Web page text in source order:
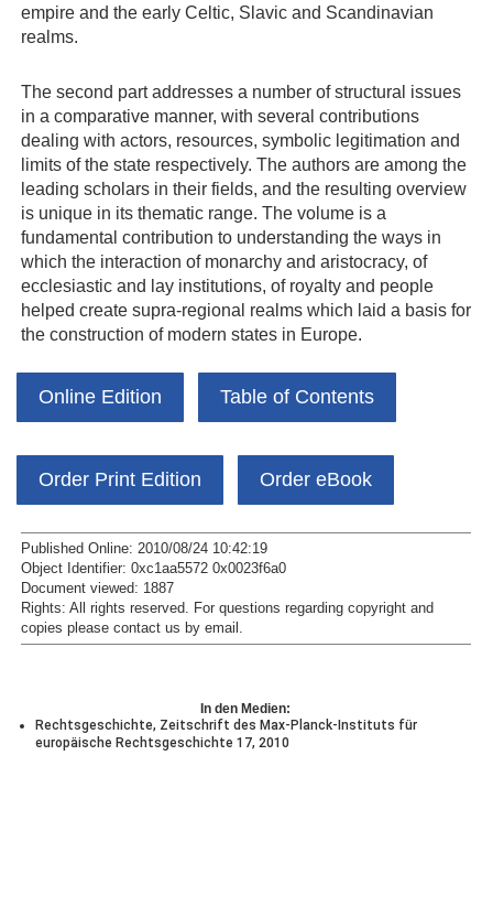
empire and the early Celtic, Slavic and Scandinavian
realms.
The second part addresses a number of structural issues
in a comparative manner, with several contributions
dealing with actors, resources, symbolic legitimation and
limits of the state respectively. The authors are among the
leading scholars in their fields, and the resulting overview
is unique in its thematic range. The volume is a
fundamental contribution to understanding the ways in
which the interaction of monarchy and aristocracy, of
ecclesiastic and lay institutions, of royalty and people
helped create supra-regional realms which laid a basis for
the construction of modern states in Europe.
Online Edition Table of Contents
Order Print Edition Order eBook
Published Online: 2010/08/24 10:42:19
Object Identifier: 0xc1aa5572 0x0023f6a0
Document viewed: 1887
Rights: All rights reserved. For questions regarding copyright and
copies please contact us by email .
In den Medien:
Rechtsgeschichte, Zeitschrift des Max-Planck-Instituts für
europäische Rechtsgeschichte 17, 2010